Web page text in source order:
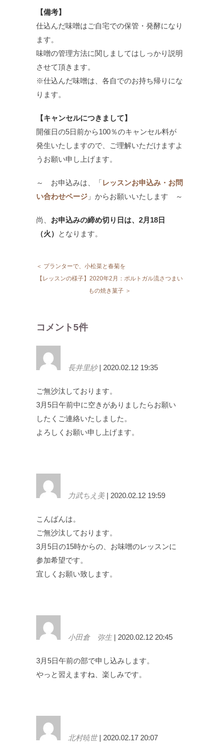
【備考】
仕込んだ味噌はご自宅での保管・発酵になり
ます。
味噌の管理方法に関しましてはしっかり説明
させて頂きます。
※仕込んだ味噌は、各自でのお持ち帰りにな
ります。
【キャンセルにつきまして】
開催日の5日前から100％のキャンセル料が
発生いたしますので、ご理解いただけますよ
うお願い申し上げます。
～ お申込みは、「レッスンお申込み・お問
い合わせページ 」からお願いいたします ～
尚、 お申込みの締め切り日は、2月18日
（火）
となります。
＜ プランターで、小松菜と春菊を
【レッスンの様子】2020年2月：ポルトガル流さつまい
もの焼き菓子 ＞
コメント5件
長井里紗| 2020.02.12 19:35
ご無沙汰しております。
3月5日午前中に空きがありましたらお願い
したくご連絡いたしました。
よろしくお願い申し上げます。
力武ちえ美| 2020.02.12 19:59
こんばんは。
ご無沙汰しております。
3月5日の15時からの、お味噌のレッスンに
参加希望です。
宜しくお願い致します。
小田倉 弥生| 2020.02.12 20:45
3月5日午前の部で申し込みします。
やっと習えますね、楽しみです。
北村暁世| 2020.02.17 20:07